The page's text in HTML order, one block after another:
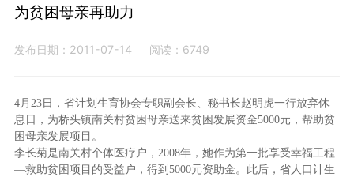
为贫困母亲再助力
发布日期：2011-07-14 阅读：6749
4月23日，省计划生育协会专职副会长、秘书长赵明虎一行放弃休
息日，为桥头镇南关村贫困母亲送来贫困发展资金5000元，帮助贫
困母亲发展项目。
李长菊是南关村个体医疗户，2008年，她作为第一批享受幸福工程
—救助贫困项目的受益户，得到5000元资助金。此后，省人口计生